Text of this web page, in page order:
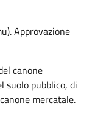
Approvazione
canone
suolo pubblico, di
mercatale.